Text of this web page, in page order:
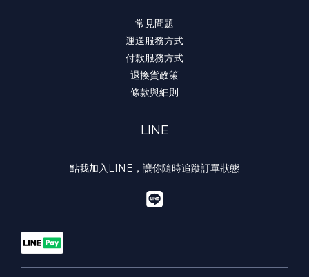
常見問題
運送服務方式
付款服務方式
退換貨政策
條款與細則
LINE
點我加入LINE，讓你隨時追蹤訂單狀態